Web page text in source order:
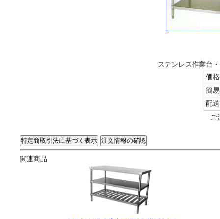
ステンレス作業台
価格
簡
配
ご
関連商品